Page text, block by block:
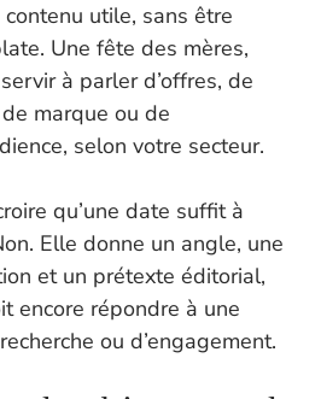
contenu utile, sans être
Une fête des mères,
à parler d’offres, de
marque ou de
selon votre secteur.
qu’une date suffit à
Elle donne un angle, une
et un prétexte éditorial,
encore répondre à une
ou d’engagement.